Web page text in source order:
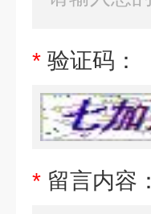
* 验证码：
* 留言内容：